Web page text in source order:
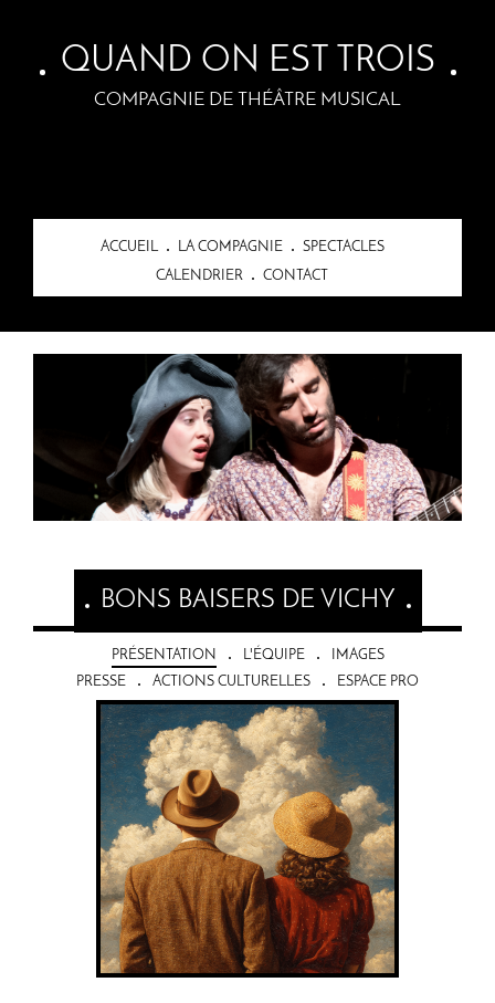
QUAND ON EST TROIS
COMPAGNIE DE THÉÂTRE MUSICAL
ACCUEIL LA COMPAGNIE
SPECTACLES
CALENDRIER
CONTACT
BONS BAISERS DE VICHY
PRÉSENTATION L'ÉQUIPE
IMAGES
PRESSE
ACTIONS CULTURELLES ESPACE PRO